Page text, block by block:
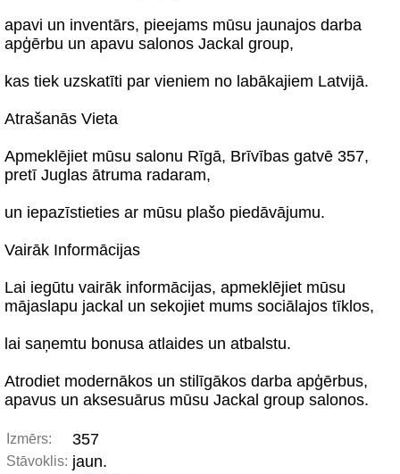
apavi un inventārs, pieejams mūsu jaunajos darba
apģērbu un apavu salonos Jackal group,
kas tiek uzskatīti par vieniem no labākajiem Latvijā.
Atrašanās Vieta
Apmeklējiet mūsu salonu Rīgā, Brīvības gatvē 357,
pretī Juglas ātruma radaram,
un iepazīstieties ar mūsu plašo piedāvājumu.
Vairāk Informācijas
Lai iegūtu vairāk informācijas, apmeklējiet mūsu
mājaslapu jackal un sekojiet mums sociālajos tīklos,
lai saņemtu bonusa atlaides un atbalstu.
Atrodiet modernākos un stilīgākos darba apģērbus,
apavus un aksesuārus mūsu Jackal group salonos.
Izmērs: 357
Stāvoklis: jaun.